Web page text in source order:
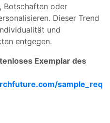
Botschaften oder
Dieser Trend
und
entgegen.
Exemplar des
sample_req